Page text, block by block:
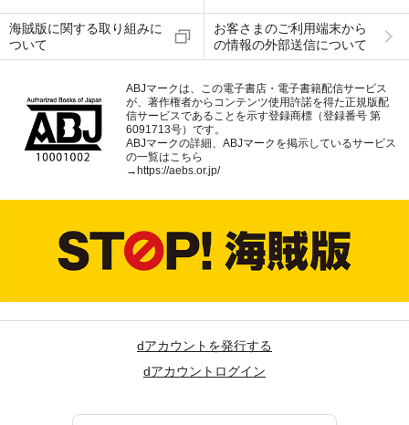
海賊版に関する取り組みに
ついて
お客さまのご利用端末から
の情報の外部送信について
ABJマークは、この電子書店・電子書籍配信サービス
が、著作権者からコンテンツ使用許諾を得た正規版配
信サービスであることを示す登録商標（登録番号 第
6091713号）です。
ABJマークの詳細、ABJマークを掲示しているサービス
の一覧はこちら
→https://aebs.or.jp/
dアカウントを発行する
dアカウントログイン